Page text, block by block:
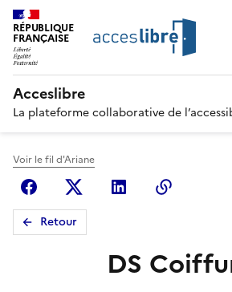
RÉPUBLIQUE
FRANÇAISE
Acceslibre
La plateforme collaborative de
Voir le fil d'Ariane
FacebookX (anciennement
Linkedin
Retour
DS